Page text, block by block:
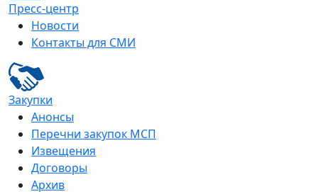
Пресс-центр
Новости
Контакты для СМИ
Закупки
Анонсы
Перечни закупок МСП
Извещения
Договоры
Архив